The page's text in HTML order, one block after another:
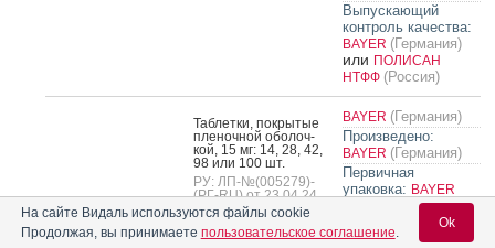
Выпускающий
контроль качества:
BAYER (Германия)
или ПОЛИСАН
НТФФ (Россия)
®
Таб­летки, пок­ры­тые
пле­ноч­ной обо­лоч­
кой, 15 мг: 14, 28, 42,
98 или 100 шт.
РУ: ЛП-№(005279)-
(РГ-RU) от 23.04.24
Предыдущий РУ:
ЛП-001457
BAYER (Германия)
Произведено:
BAYER (Германия)
Первичная
упаковка: BAYER
упаковка:
BAYER
На сайте Видаль используются файлы cookie
Продолжая, вы принимаете пользовательское соглашение.
Ok